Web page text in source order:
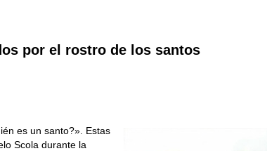
por el rostro de los santos
es un santo?». Estas
Scola durante la